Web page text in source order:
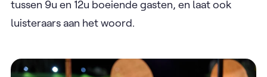
tussen 9u en 12u boeiende gasten, en laat ook
luisteraars aan het woord.